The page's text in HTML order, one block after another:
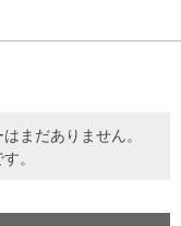
まだありません。
。